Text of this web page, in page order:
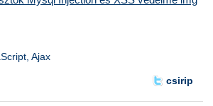
Ajax
csirip